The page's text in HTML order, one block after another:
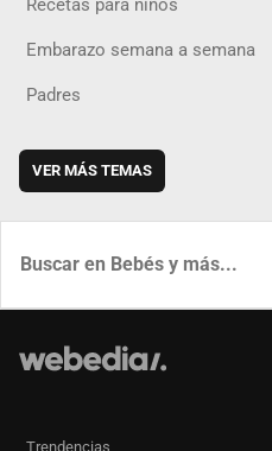
Recetas para niños
Embarazo semana a semana
Padres
VER MÁS TEMAS
Trendencias